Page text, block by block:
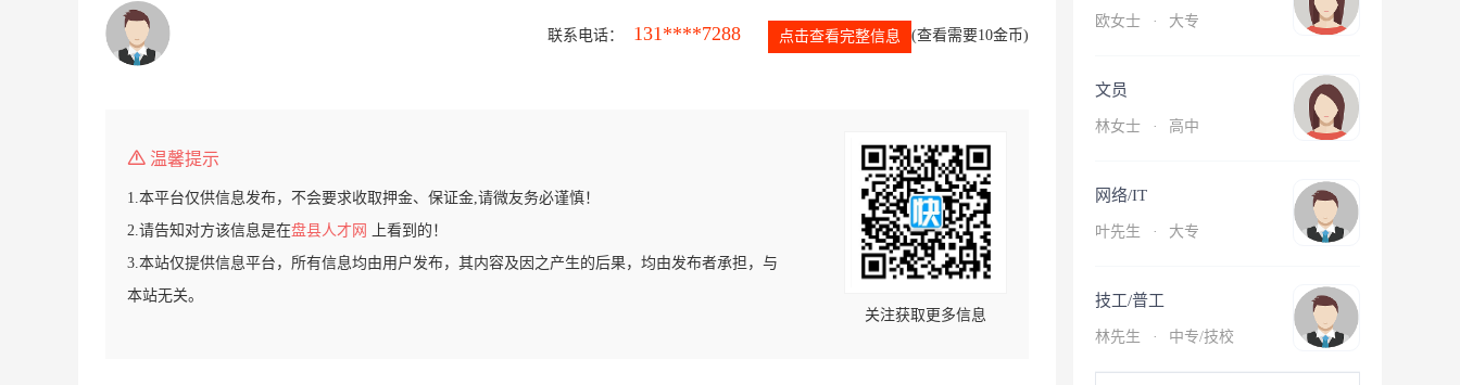
联系电话： 131****7288 点击查看完整信息 (查看需要10金币)
温馨提示
1.本平台仅供信息发布，不会要求收取押金、保证金,请微友务必谨慎！
2.请告知对方该信息是在盘县人才网
上看到的！
3.本站仅提供信息平台，所有信息均由用户发布，其内容及因之产生的后果，均由发布者承担，与
本站无关。
关注获取更多信息
欧女士 · 大专
文员
林女士 · 高中
网络/IT
叶先生 · 大专
技工/普工
林先生 · 中专/技校